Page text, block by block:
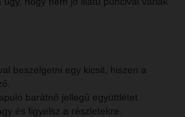
beszélgetni egy kicsit, hiszen a
barátnő jellegű együttlétet.
és figyelsz a részletekre.